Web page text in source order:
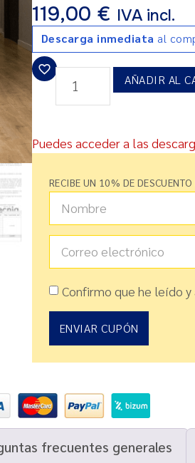
119,00 € IVA incl.
Descarga inmediata al
AÑADIR AL
Puedes acceder a las
RECIBE UN 10% DE
Confirmo que he leído
ENVIAR CUPÓN
frecuentes generales